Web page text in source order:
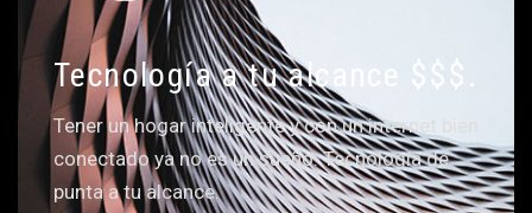
Tecnología a tu alcance $$$.
Tener un hogar inteligente y con un internet bien
conectado ya no es un sueño. Tecnología de
punta a tu alcance.